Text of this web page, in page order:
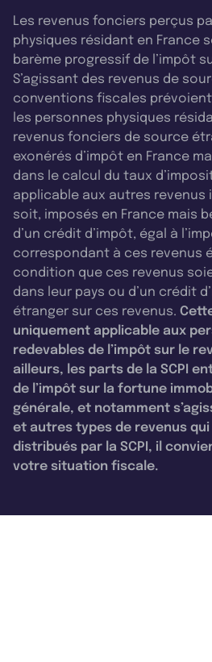
Les revenus fonciers perçus
physiques résidant en France
barème progressif de l’impôt
S’agissant des revenus de
conventions fiscales
les personnes physiques
revenus fonciers de source
exonérés d’impôt en France
dans le calcul du taux
applicable aux autres revenus
soit, imposés en France mais
d’un crédit d’impôt, égal à
correspondant à ces revenus
condition que ces revenus
dans leur pays ou d’un crédit
étranger sur ces revenus.
uniquement applicable aux
redevables de l’impôt sur le
ailleurs, les parts de la SCPI
de l’impôt sur la fortune
générale, et notamment
et autres types de revenus
distribués par la SCPI, il
votre situation fiscale.